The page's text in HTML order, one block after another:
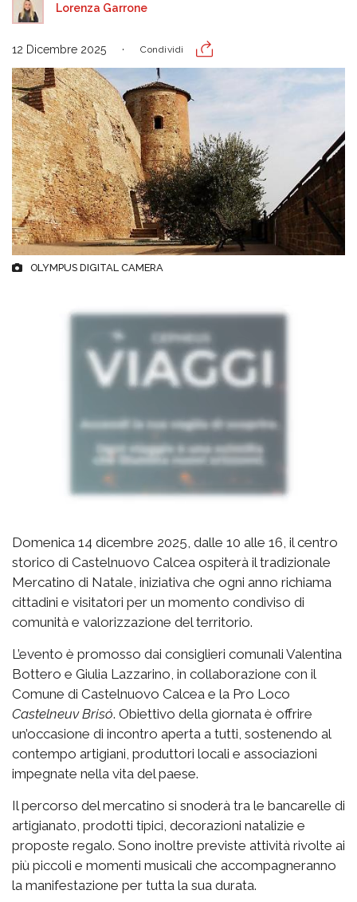
Lorenza Garrone
12 Dicembre 2025 Condividi
OLYMPUS DIGITAL CAMERA
Domenica 14 dicembre 2025, dalle 10 alle 16, il centro
storico di Castelnuovo Calcea ospiterà il tradizionale
Mercatino di Natale, iniziativa che ogni anno richiama
cittadini e visitatori per un momento condiviso di
comunità e valorizzazione del territorio.
L’evento è promosso dai consiglieri comunali Valentina
Bottero e Giulia Lazzarino, in collaborazione con il
Comune di Castelnuovo Calcea e la Pro Loco
Castelneuv Brisó. Obiettivo della giornata è offrire
un’occasione di incontro aperta a tutti, sostenendo al
contempo artigiani, produttori locali e associazioni
impegnate nella vita del paese.
Il percorso del mercatino si snoderà tra le bancarelle di
artigianato, prodotti tipici, decorazioni natalizie e
proposte regalo. Sono inoltre previste attività rivolte ai
più piccoli e momenti musicali che accompagneranno
la manifestazione per tutta la sua durata.